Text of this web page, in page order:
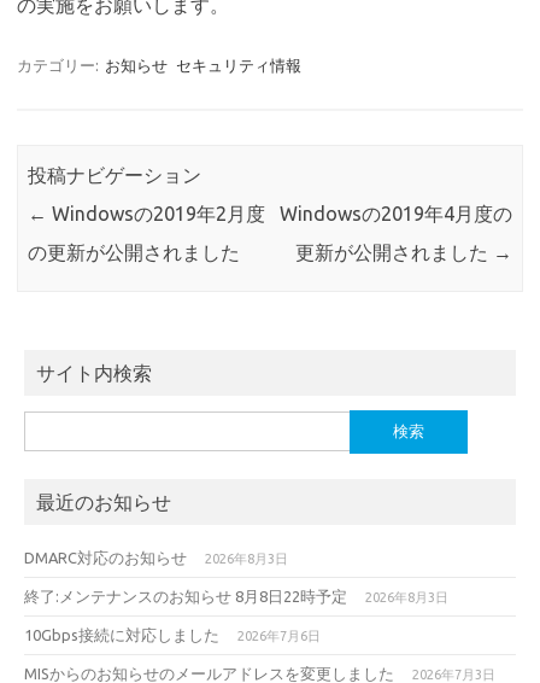
の実施をお願いします。
カテゴリー: お知らせ セキュリティ情報
投稿ナビゲーション
← Windowsの2019年2月度
の更新が公開されました
Windowsの2019年4月度の
更新が公開されました →
サイト内検索
索:
最近のお知らせ
DMARC対応のお知らせ 2026年8月3日
終了:メンテナンスのお知らせ 8月8日22時予定 2026年8月3日
10Gbps接続に対応しました 2026年7月6日
MISからのお知らせのメールアドレスを変更しました 2026年7月3日